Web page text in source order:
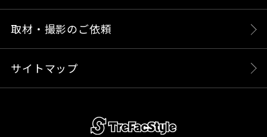
取材・撮影のご依頼
サイトマップ